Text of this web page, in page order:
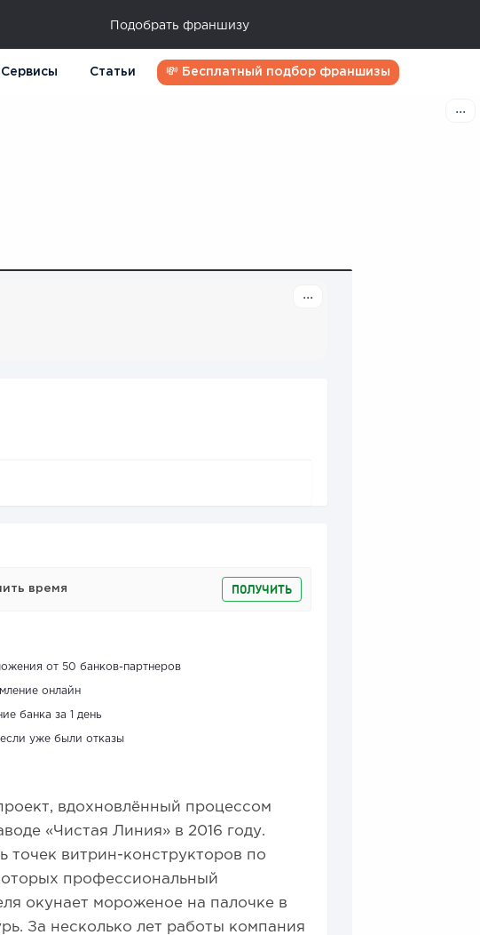
Подобрать франшизу
Сервисы Статьи 💸 Бесплатный подбор франшизы
время ПОЛУЧИТЬ
от 50 банков-партнеров
онлайн
банка за 1 день
уже были отказы
вдохновлённый процессом
«Чистая Линия» в 2016 году.
точек витрин-конструкторов по
профессиональный
окунает мороженое на палочке в
За несколько лет работы компания